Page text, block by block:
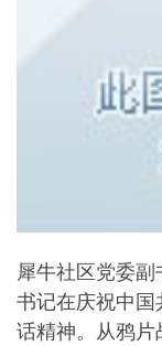
犀牛社区党委
书记在庆祝中国
话精神。从鸦